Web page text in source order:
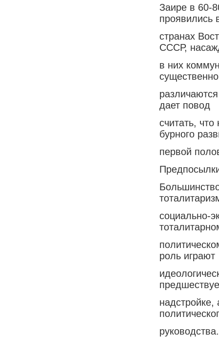
Заире в 60-
проявились
странах
СССР,
в них
существенно
дает повод
считать,
бурного
первой
социально-
роль играют
надстройке,